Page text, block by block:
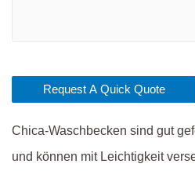
Chica-Waschbecken sind gut
und können mit Leichtigkeit